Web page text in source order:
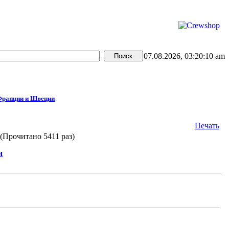
07.08.2026, 03:20:10 am
и Швеции
Печать
5411 раз)